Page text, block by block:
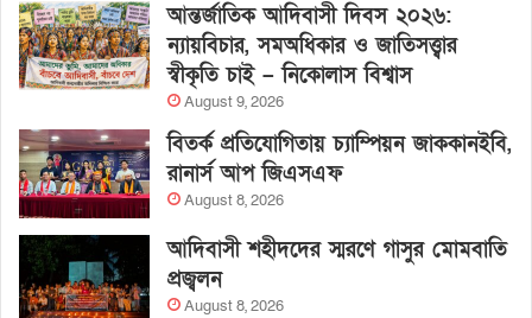
আন্তর্জাতিক আদিবাসী দিবস ২০২৬:
ন্যায়বিচার, সমঅধিকার ও জাতিসত্ত্বার
স্বীকৃতি চাই – নিকোলাস বিশ্বাস
August 9, 2026
বিতর্ক প্রতিযোগিতায় চ্যাম্পিয়ন জাককানইবি,
রানার্স আপ জিএসএফ
August 8, 2026
আদিবাসী শহীদদের স্মরণে গাসুর মোমবাতি
প্রজ্বলন
August 8, 2026